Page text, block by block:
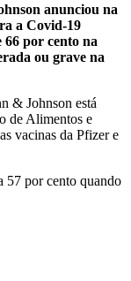
anunciou na
a Covid-19
66 por cento na
ou grave na
& Johnson está
de Alimentos e
vacinas da Pfizer e
57 por cento quando